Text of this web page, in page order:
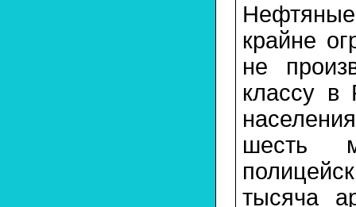
крайне
не
классу в
шесть
тысяча